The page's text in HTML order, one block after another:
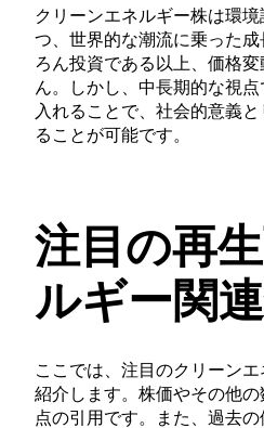
クリーンエネルギー株は環
つ、世界的な潮流に乗った
ろん投資である以上、価格
ん。しかし、中長期的な視
入れることで、社会的意義
ることが可能です。
注目の再
ルギー関
ここでは、注目のクリーン
紹介します。株価やその他
点の引用です。また、過去